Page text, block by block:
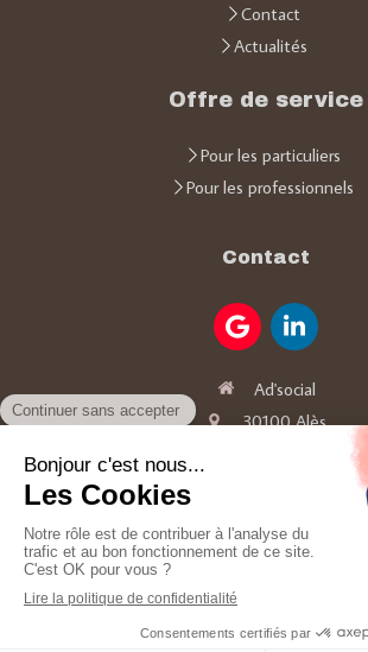
Contact
Actualités
Offre de service
Pour les particuliers
Pour les professionnels
Contact
Ad'social
30100Alès
Adsocial30@gmail.com
Plan du site
Mentions légales
Création et référencement du site par Simplébo